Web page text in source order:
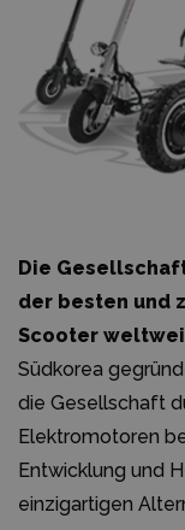
Die
der besten und
Scooter
Südkorea
die Gesellschaft
Elektromotoren
Entwicklung und
einzigartigen